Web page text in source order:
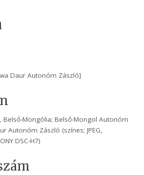
Daur Autonóm Zászló]
Belső-Mongólia; Belső-Mongol Autonóm
Autonóm Zászló (színes; JPEG,
DSC-H7)